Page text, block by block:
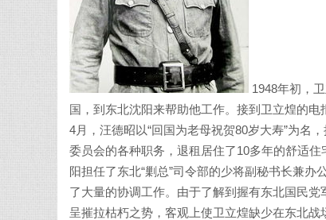
1948年初，
国，到东北沈阳来帮助他工作。接到卫立煌的
4月，汪德昭以“回国为老母祝贺80岁大寿”为名
委员会的各种职务，退租居住了10多年的舒适
阳担任了东北“剿总”司令部的少将副秘书长兼
了大量的协调工作。由于了解到握有东北国民
呈摧拉枯朽之势，客观上使卫立煌缺少在东北